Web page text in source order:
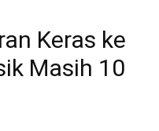
Keras ke
Masih 10